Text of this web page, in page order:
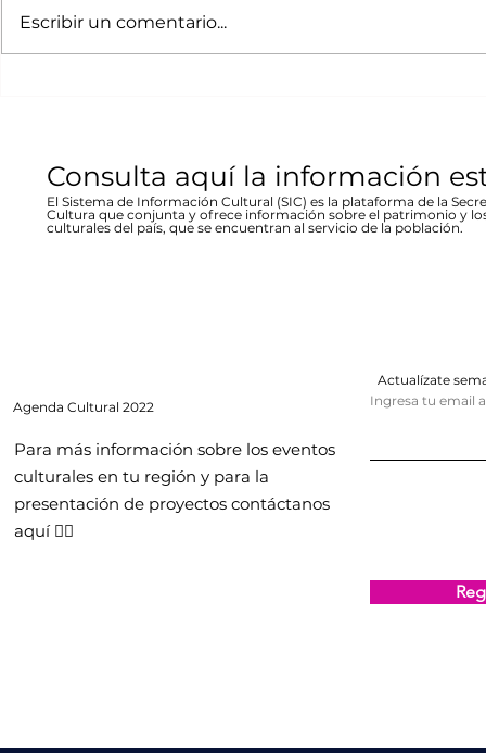
chihuahuense de rock “Marvolo”;
Stallforth
Escribir un comentario...
Consulta aquí la información
El Sistema de Información Cultural (SIC) es la plataforma de la
Cultura que conjunta y ofrece información sobre el patrimonio y
culturales del país, que se encuentran al servicio de la población.
Agenda Cultural 2022
Para más información sobre los eventos
culturales en tu región y para la
presentación de proyectos contáctanos
aquí 👇🏻
Actualízate
Ingresa tu email